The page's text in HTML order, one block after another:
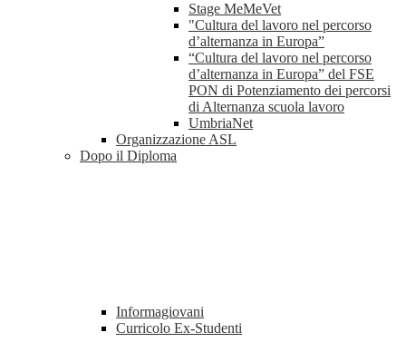
Stage MeMeVet
"Cultura del lavoro nel percorso
d’alternanza in Europa”
“Cultura del lavoro nel percorso
d’alternanza in Europa” del FSE
PON di Potenziamento dei percorsi
di Alternanza scuola lavoro
UmbriaNet
Organizzazione ASL
Dopo il Diploma
Informagiovani
Curricolo Ex-Studenti